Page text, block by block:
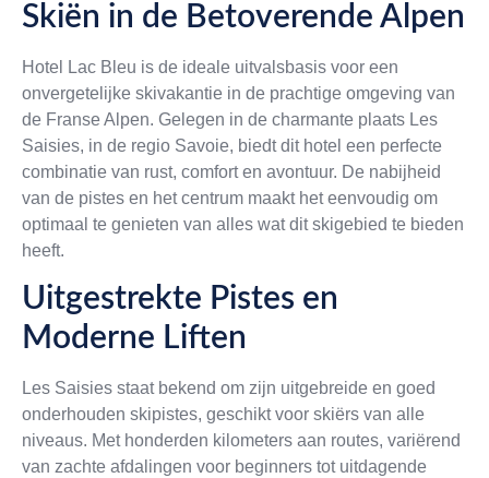
Skiën in de Betoverende Alpen
Hotel Lac Bleu is de ideale uitvalsbasis voor een
onvergetelijke skivakantie in de prachtige omgeving van
de Franse Alpen. Gelegen in de charmante plaats Les
Saisies, in de regio Savoie, biedt dit hotel een perfecte
combinatie van rust, comfort en avontuur. De nabijheid
van de pistes en het centrum maakt het eenvoudig om
optimaal te genieten van alles wat dit skigebied te bieden
heeft.
Uitgestrekte Pistes en
Moderne Liften
Les Saisies staat bekend om zijn uitgebreide en goed
onderhouden skipistes, geschikt voor skiërs van alle
niveaus. Met honderden kilometers aan routes, variërend
van zachte afdalingen voor beginners tot uitdagende